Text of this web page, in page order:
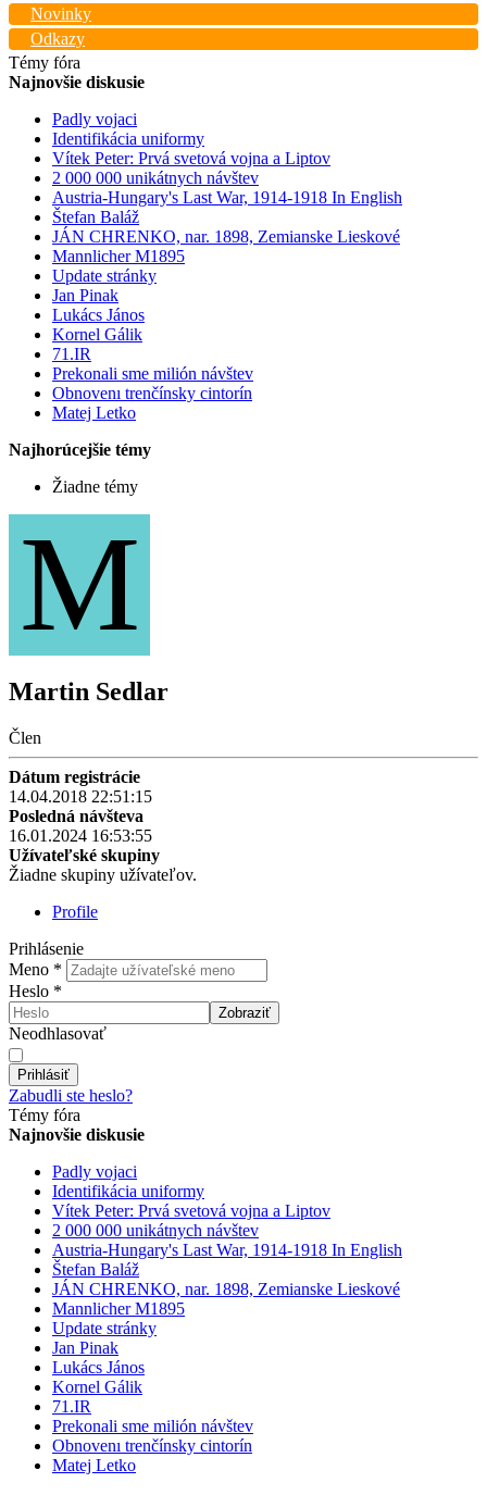
Novinky
Odkazy
Témy fóra
Najnovšie diskusie
Padly vojaci
Identifikácia uniformy
Vítek Peter: Prvá svetová vojna a Liptov
2 000 000 unikátnych návštev
Austria-Hungary's Last War, 1914-1918 In English
Štefan Baláž
JÁN CHRENKO, nar. 1898, Zemianske Lieskové
Mannlicher M1895
Update stránky
Jan Pinak
Lukács János
Kornel Gálik
71.IR
Prekonali sme milión návštev
Obnovenı trenčínsky cintorín
Matej Letko
Najhorúcejšie témy
Žiadne témy
M
Martin Sedlar
Člen
Dátum registrácie
14.04.2018 22:51:15
Posledná návšteva
16.01.2024 16:53:55
Užívateľské skupiny
Žiadne skupiny užívateľov.
Profile
Prihlásenie
Meno *
Heslo *
Zobraziť
Neodhlasovať
Prihlásiť
Zabudli ste heslo?
Témy fóra
Najnovšie diskusie
Padly vojaci
Identifikácia uniformy
Vítek Peter: Prvá svetová vojna a Liptov
2 000 000 unikátnych návštev
Austria-Hungary's Last War, 1914-1918 In English
Štefan Baláž
JÁN CHRENKO, nar. 1898, Zemianske Lieskové
Mannlicher M1895
Update stránky
Jan Pinak
Lukács János
Kornel Gálik
71.IR
Prekonali sme milión návštev
Obnovenı trenčínsky cintorín
Matej Letko